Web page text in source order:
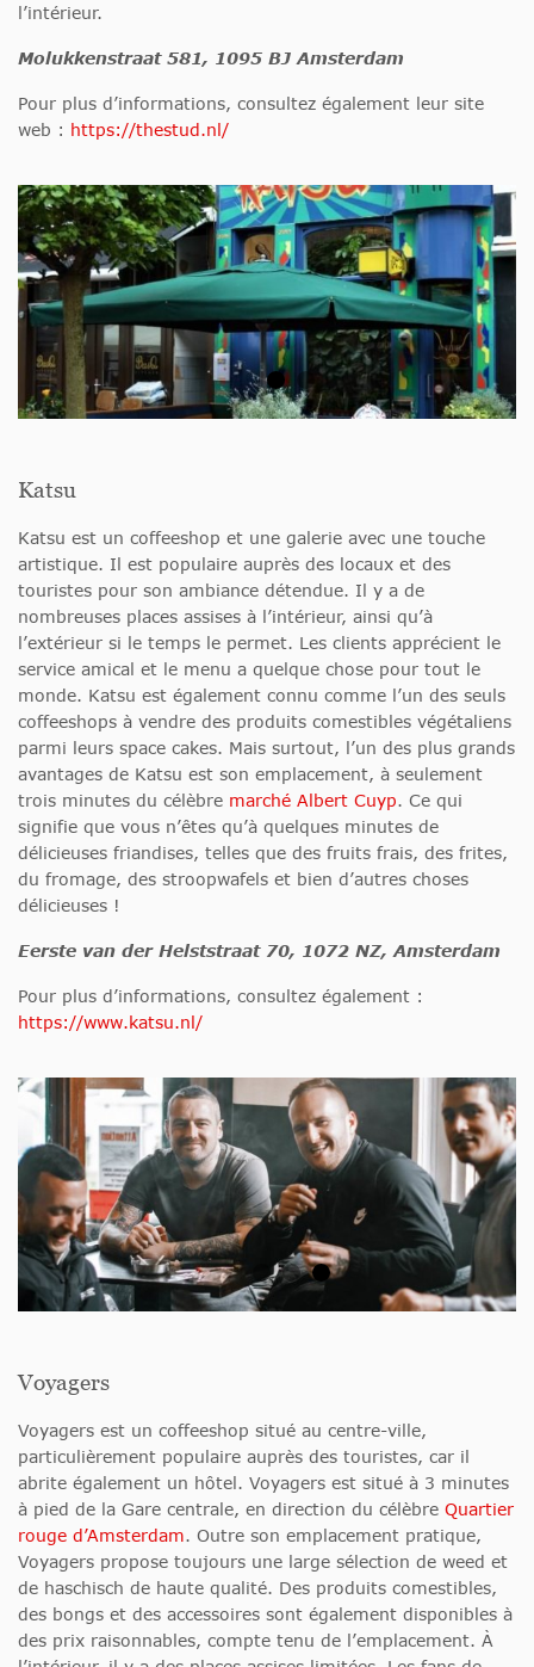
l’intérieur.
Molukkenstraat 581, 1095 BJ Amsterdam
Pour plus d’informations, consultez également leur site
web : https://thestud.nl/
Katsu
Katsu est un coffeeshop et une galerie avec une touche
artistique. Il est populaire auprès des locaux et des
touristes pour son ambiance détendue. Il y a de
nombreuses places assises à l’intérieur, ainsi qu’à
l’extérieur si le temps le permet. Les clients apprécient le
service amical et le menu a quelque chose pour tout le
monde. Katsu est également connu comme l’un des seuls
coffeeshops à vendre des produits comestibles végétaliens
parmi leurs space cakes. Mais surtout, l’un des plus grands
avantages de Katsu est son emplacement, à seulement
trois minutes du célèbre marché Albert Cuyp. Ce qui
signifie que vous n’êtes qu’à quelques minutes de
délicieuses friandises, telles que des fruits frais, des frites,
du fromage, des stroopwafels et bien d’autres choses
délicieuses !
Eerste van der Helststraat 70, 1072 NZ, Amsterdam
Pour plus d’informations, consultez également :
https://www.katsu.nl/
Voyagers
Voyagers est un coffeeshop situé au centre-ville,
particulièrement populaire auprès des touristes, car il
abrite également un hôtel. Voyagers est situé à 3 minutes
à pied de la Gare centrale, en direction du célèbre Quartier
rouge d’Amsterdam. Outre son emplacement pratique,
Voyagers propose toujours une large sélection de weed et
de haschisch de haute qualité. Des produits comestibles,
des bongs et des accessoires sont également disponibles à
des prix raisonnables, compte tenu de l’emplacement. À